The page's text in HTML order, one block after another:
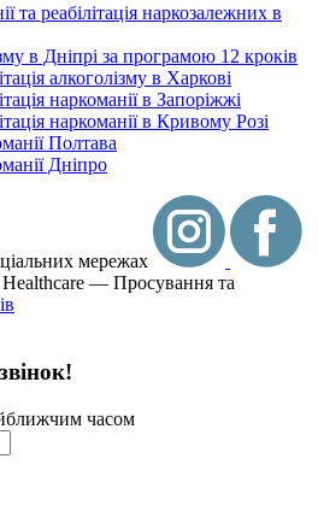
та реабілітація наркозалежних в
в Дніпрі за програмою 12 кроків
алкоголізму в Харкові
наркоманії в Запоріжжі
наркоманії в Кривому Розі
Полтава
Дніпро
мережах
— Просування та
часом